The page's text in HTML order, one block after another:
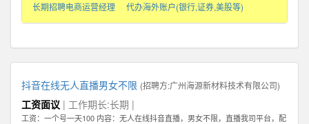
长期招聘电商运营经理 代办海外账户(银行,证券,美股等)
抖音在线无人直播男女不限 (招聘方:广州海源新材料技术有限公司)
工资面议 | 工作期长:长期 |
工资：一个号一天100 内容：无人在线抖音直播，男女不限，直播我司平台，配